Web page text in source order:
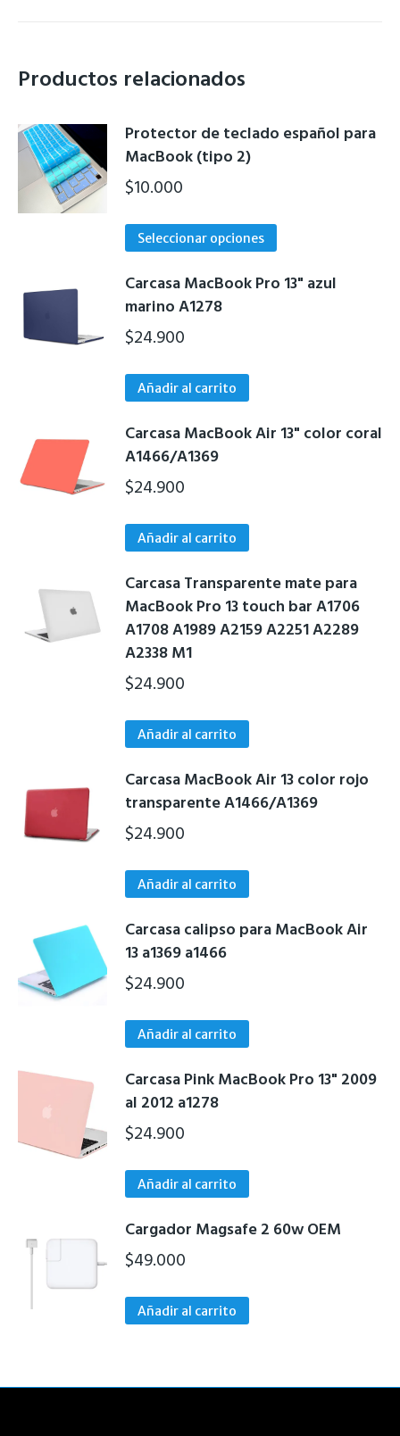
Productos relacionados
Protector de teclado español para
MacBook (tipo 2)
$10.000
Seleccionar opciones
Este
producto
tiene
elegir
Carcasa MacBook Pro 13" azul
marino A1278
$24.900
Añadir al carrito
Carcasa MacBook Air 13" color coral
A1466/A1369
$24.900
Añadir al carrito
Carcasa Transparente mate para
MacBook Pro 13 touch bar A1706
A1708 A1989 A2159 A2251 A2289
A2338 M1
$24.900
Añadir al carrito
Carcasa MacBook Air 13 color rojo
transparente A1466/A1369
$24.900
Añadir al carrito
Carcasa calipso para MacBook Air
13 a1369 a1466
$24.900
Añadir al carrito
Carcasa Pink MacBook Pro 13" 2009
al 2012 a1278
$24.900
Añadir al carrito
Cargador Magsafe 2 60w OEM
$49.000
Añadir al carrito